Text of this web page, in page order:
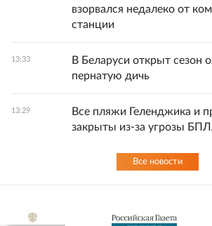
взорвался недалеко от
станции
13:33
В Беларуси открыт сезон
пернатую дичь
13:29
Все пляжи Геленджика и
закрыты из-за угрозы
Все новости